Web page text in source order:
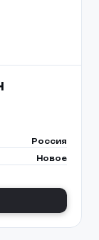
Россия
Новое